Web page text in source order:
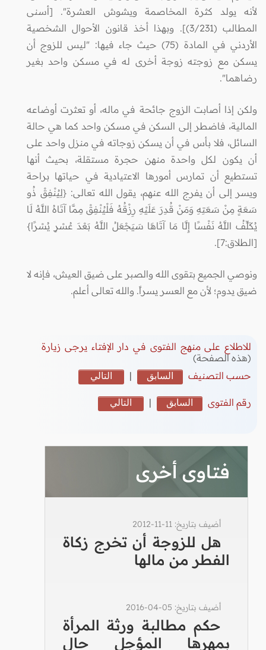
لأنه يولد كثرة المخاصمة ويشوش العشرة". [أسنى
المطالب (3/231)]. وبهذا أخذ قانون الأحوال الشخصية
الأردني في المادة (75) حيث جاء فيها: "ليس للزوج أن
يسكن مع زوجته زوجة أخرى له في مسكن واحد بغير
رضاهما".
ولكن إذا أصابت الزوج جائحة في ماله، أو تعثرت أوضاعه
المالية، فاضطر إلى السكن في مسكن واحد كما هي حالة
السائل، فلا بأس في أن يسكن زوجاته في منزل واحد على
أن يكون لكل واحدة منهن حجرة مستقلة، بحيث أنها
تستطيع أن تمارس أمورها الاعتيادية في حياتها براحة
ويسر إلى أن يفرج الله عنهم، يقول الله تعالى: {لِيُنْفِقْ ذُو
سَعَةٍ مِنْ سَعَتِهِ وَمَنْ قُدِرَ عَلَيْهِ رِزْقُهُ فَلْيُنْفِقْ مِمَّا آتَاهُ اللَّهُ لَا
يُكَلِّفُ اللَّهُ نَفْسًا إِلَّا مَا آتَاهَا سَيَجْعَلُ اللَّهُ بَعْدَ عُسْرٍ يُسْرًا}
[الطلاق:7].
ونوصي الجميع بتقوى الله والصبر على ضيق العيش، فإنه لا
ضيق يدوم؛ لأن مع العسر يسراً. والله تعالى أعلم.
للاطلاع على منهج الفتوى في دار الإفتاء يرجى زيارة
(هذه الصفحة)
حسب التصنيف
السابق | التالي
رقم الفتوى السابق | التالي
فتاوى أخرى
أضيف بتاريخ: 11-11-2012
هل للزوجة أن تخرج زكاة
الفطر من مالها
أضيف بتاريخ: 05-04-2016
حكم مطالبة ورثة المرأة
بمهرها المؤجل حال